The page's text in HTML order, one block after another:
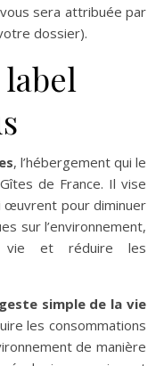
sera attribuée par
dossier).
label
, l’hébergement qui le
de France. Il vise
œuvrent pour diminuer
sur l’environnement,
vie et réduire les
geste simple de la vie
les consommations
de manière